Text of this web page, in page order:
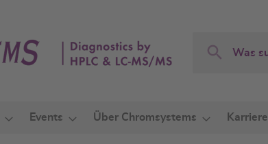
Search
Events Über Chromsystems Karriere